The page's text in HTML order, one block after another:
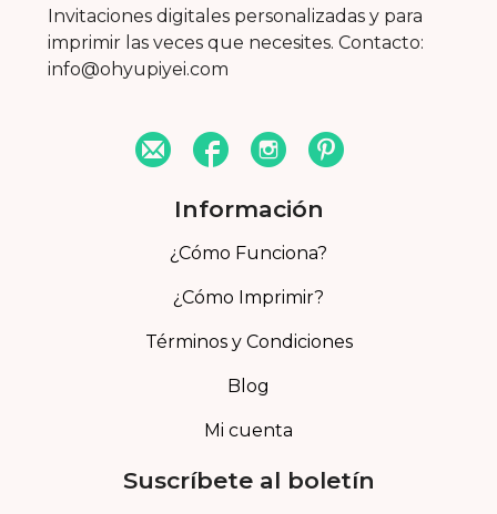
Invitaciones digitales personalizadas y para
imprimir las veces que necesites. Contacto:
info@ohyupiyei.com
Información
¿Cómo Funciona?
¿Cómo Imprimir?
Términos y Condiciones
Blog
Mi cuenta
Suscríbete al boletín